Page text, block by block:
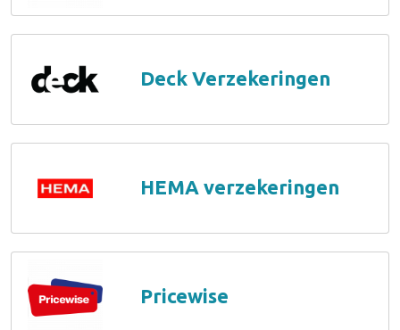
Deck Verzekeringen
HEMA verzekeringen
Pricewise